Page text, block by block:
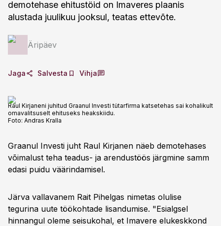
demotehase ehitustöid on Imaveres plaanis
alustada juulikuu jooksul, teatas ettevõte.
Äripäev
Jaga Salvesta Vihja
Raul Kirjaneni juhitud Graanul Investi tütarfirma katsetehas sai kohalikult
omavalitsuselt ehituseks heakskiidu.
Foto: Andras Kralla
Graanul Investi juht Raul Kirjanen näeb demotehases
võimalust teha teadus- ja arendustöös järgmine samm
edasi puidu väärindamisel.
Järva vallavanem Rait Pihelgas nimetas olulise
tegurina uute töökohtade lisandumise. "Esialgsel
hinnangul oleme seisukohal, et Imavere elukeskkond